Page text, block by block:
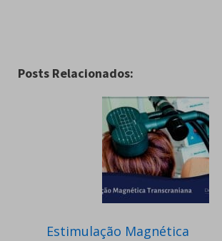
Posts Relacionados:
Estimulação Magnética